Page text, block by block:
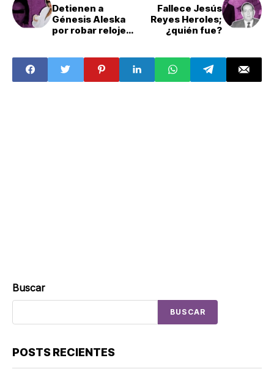
Detienen a
Génesis Aleska
por robar relojes:
Fallece Jesús
Reyes Heroles;
¿quién fue?
Buscar
BUSCAR
POSTS RECIENTES